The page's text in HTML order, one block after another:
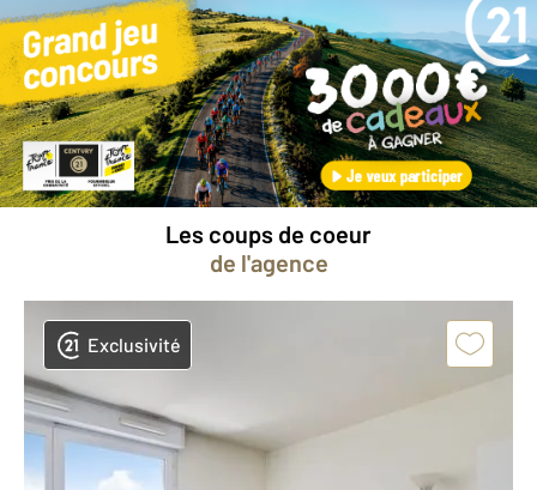
Besoin d'une estimation
gratuitepour votre bien ?
Prendre rendez-vous avec un professionnel
Les coups de coeur
de l'agence
Exclusivité